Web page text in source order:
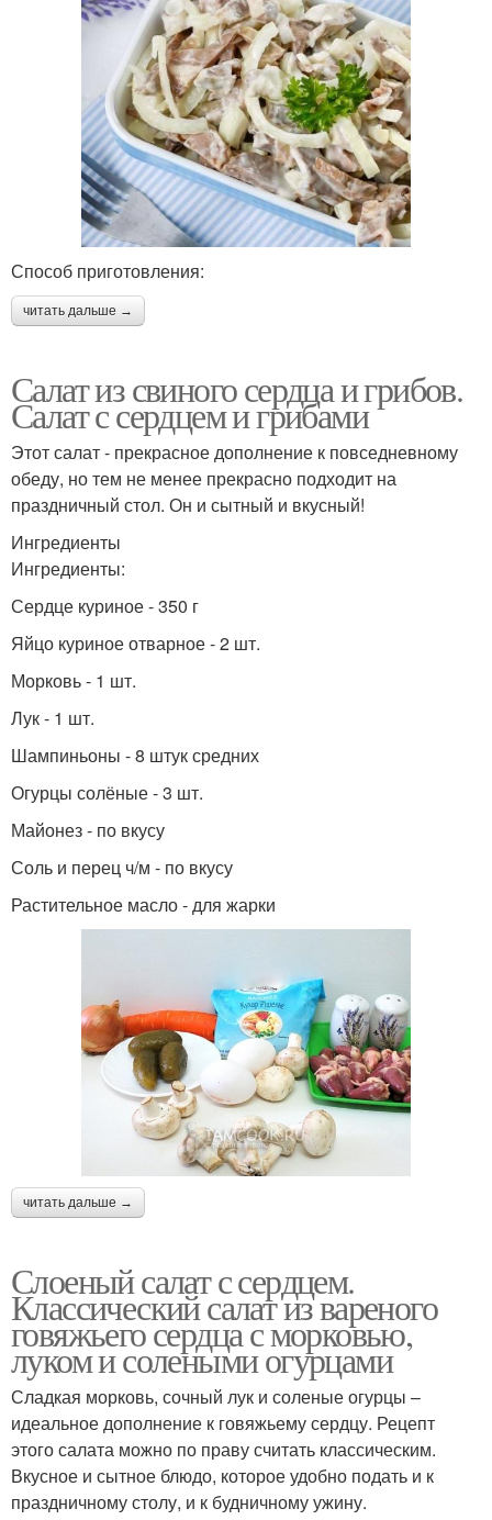
Способ приготовления:
читать дальше →
Салат из свиного сердца и грибов.
Салат с сердцем и грибами
Этот салат - прекрасное дополнение к повседневному
обеду, но тем не менее прекрасно подходит на
праздничный стол. Он и сытный и вкусный!
Ингредиенты
Ингредиенты:
Сердце куриное - 350 г
Яйцо куриное отварное - 2 шт.
Морковь - 1 шт.
Лук - 1 шт.
Шампиньоны - 8 штук средних
Огурцы солёные - 3 шт.
Майонез - по вкусу
Соль и перец ч/м - по вкусу
Растительное масло - для жарки
читать дальше →
Слоеный салат с сердцем.
Классический салат из вареного
говяжьего сердца с морковью,
луком и солеными огурцами
Сладкая морковь, сочный лук и соленые огурцы –
идеальное дополнение к говяжьему сердцу. Рецепт
этого салата можно по праву считать классическим.
Вкусное и сытное блюдо, которое удобно подать и к
праздничному столу, и к будничному ужину.